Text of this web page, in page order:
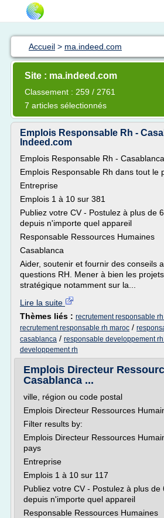
Accueil > ma.indeed.com
Site : ma.indeed.com
Classement : 259 / 2761
7 articles sélectionnés
Emplois Responsable Rh -
Indeed.com
Emplois Responsable Rh - Casablanca
Emplois Responsable Rh dans tout le
Entreprise
Emplois 1 à 10 sur 381
Publiez votre CV - Postulez à plus de
depuis n'importe quel appareil
Responsable Ressources Humaines
Casablanca
Aider, soutenir et fournir des conseils
questions RH. Mener à bien les
stratégique notamment sur la...
Lire la suite
Thèmes liés : recrutement responsable
recrutement responsable rh maroc /
casablanca / responsable developpement
developpement rh
Emplois Directeur
Casablanca ...
ville, région ou code postal
Emplois Directeur Ressources
Filter results by:
Emplois Directeur Ressources
pays
Entreprise
Emplois 1 à 10 sur 117
Publiez votre CV - Postulez à plus de
depuis n'importe quel appareil
Responsable Ressources Humaines